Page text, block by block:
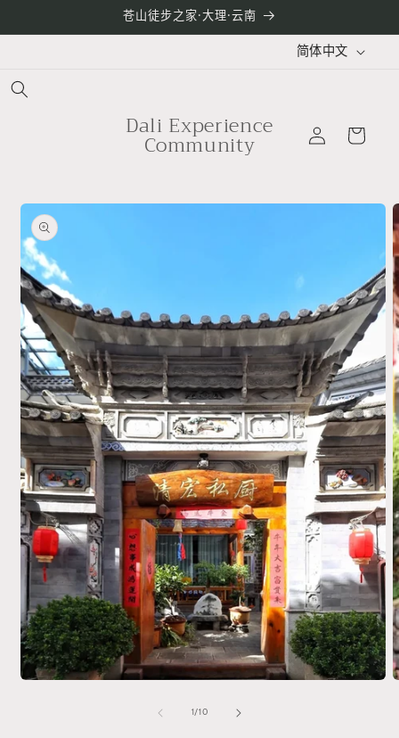
苍山徒步之家·大理·云南
语简体中文
Dali Experience
Community
录
物
跳至产
品信息
在
模
2
1//
10